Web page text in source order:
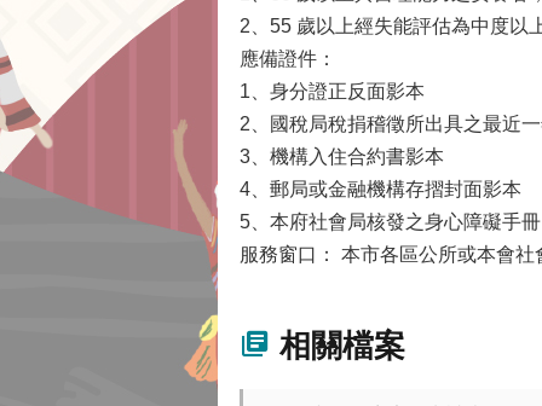
2、55 歲以上經失能評估為中度以
應備證件：
1、身分證正反面影本
2、國稅局稅捐稽徵所出具之最近
3、機構入住合約書影本
4、郵局或金融機構存摺封面影本
5、本府社會局核發之身心障礙手
服務窗口： 本市各區公所或本會社
相關檔案